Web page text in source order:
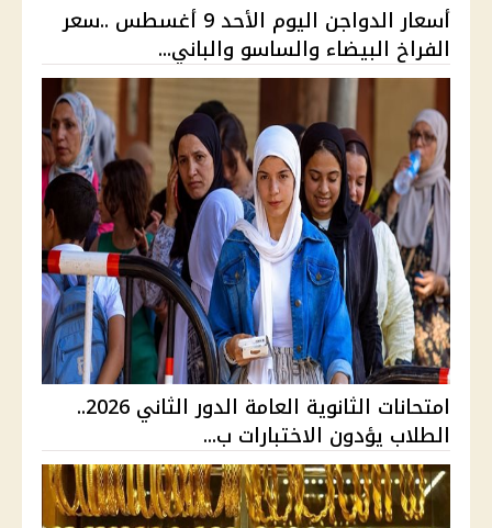
أسعار الدواجن اليوم الأحد 9 أغسطس ..سعر
الفراخ البيضاء والساسو والباني...
امتحانات الثانوية العامة الدور الثاني 2026..
الطلاب يؤدون الاختبارات ب...